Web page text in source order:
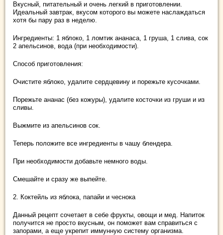
Вкусный, питательный и очень легкий в приготовлении.
Идеальный завтрак, вкусом которого вы можете наслаждаться
хотя бы пару раз в неделю.
Ингредиенты: 1 яблоко, 1 ломтик ананаса, 1 груша, 1 слива, сок
2 апельсинов, вода (при необходимости).
Способ приготовления:
Очистите яблоко, удалите сердцевину и порежьте кусочками.
Порежьте ананас (без кожуры), удалите косточки из груши и из
сливы.
Выжмите из апельсинов сок.
Теперь положите все ингредиенты в чашу блендера.
При необходимости добавьте немного воды.
Смешайте и сразу же выпейте.
2. Коктейль из яблока, папайи и чеснока
Данный рецепт сочетает в себе фрукты, овощи и мед. Напиток
получится не просто вкусным, он поможет вам справиться с
запорами, а еще укрепит иммунную систему организма.